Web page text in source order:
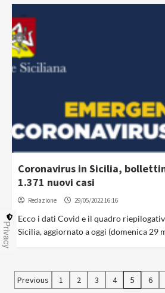
Coronavirus in Sicilia,
1.371 nuovi casi
Redazione 29/05/2022 16:16
Ecco i dati Covid e il quadro
Sicilia, aggiornato a oggi (domenica 29
Paginazione
Previous 1 2 3 4 5 6
Privacy